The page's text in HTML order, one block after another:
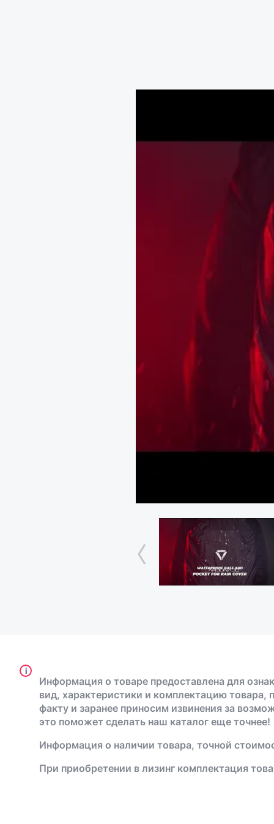
i
Информация о товаре предоставлена для
вид, характеристики и комплектацию товара,
факту и заранее приносим извинения за
это поможет сделать наш каталог еще точнее!
Информация о наличии товара, точной
При приобретении в лизинг комплектация